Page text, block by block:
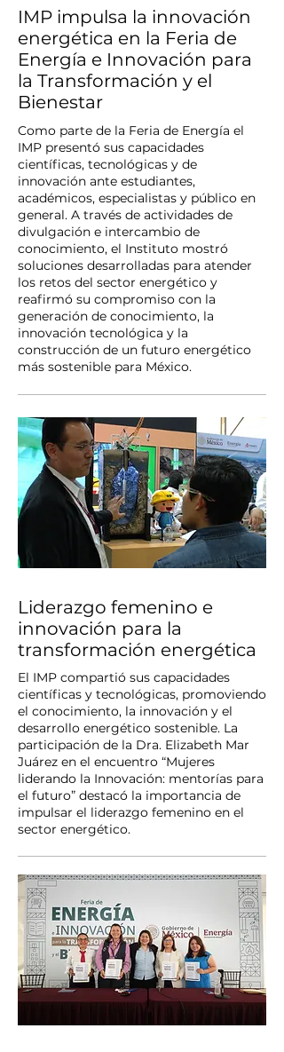
IMP impulsa la innovación
energética en la Feria de
Energía e Innovación para
la Transformación y el
Bienestar
Como parte de la Feria de Energía el
IMP presentó sus capacidades
científicas, tecnológicas y de
innovación ante estudiantes,
académicos, especialistas y público en
general. A través de actividades de
divulgación e intercambio de
conocimiento, el Instituto mostró
soluciones desarrolladas para atender
los retos del sector energético y
reafirmó su compromiso con la
generación de conocimiento, la
innovación tecnológica y la
construcción de un futuro energético
más sostenible para México.
Liderazgo femenino e
innovación para la
transformación energética
El IMP compartió sus capacidades
científicas y tecnológicas, promoviendo
el conocimiento, la innovación y el
desarrollo energético sostenible. La
participación de la Dra. Elizabeth Mar
Juárez en el encuentro “Mujeres
liderando la Innovación: mentorías para
el futuro” destacó la importancia de
impulsar el liderazgo femenino en el
sector energético.